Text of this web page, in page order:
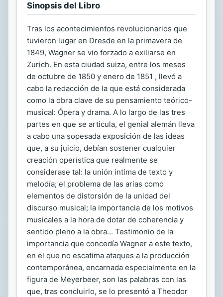
Sinopsis del Libro
Tras los acontecimientos revolucionarios que
tuvieron lugar en Dresde en la primavera de
1849, Wagner se vio forzado a exiliarse en
Zurich. En esta ciudad suiza, entre los meses
de octubre de 1850 y enero de 1851 , llevó a
cabo la redacción de la que está considerada
como la obra clave de su pensamiento teórico-
musical: Ópera y drama. A lo largo de las tres
partes en que se articula, el genial alemán lleva
a cabo una sopesada exposición de las ideas
que, a su juicio, debían sostener cualquier
creación operística que realmente se
considerase tal: la unión íntima de texto y
melodía; el problema de las arias como
elementos de distorsión de la unidad del
discurso musical; la importancia de los motivos
musicales a la hora de dotar de coherencia y
sentido pleno a la obra... Testimonio de la
importancia que concedía Wagner a este texto,
en el que no escatima ataques a la producción
contemporánea, encarnada especialmente en la
figura de Meyerbeer, son las palabras con las
que, tras concluirlo, se lo presentó a Theodor